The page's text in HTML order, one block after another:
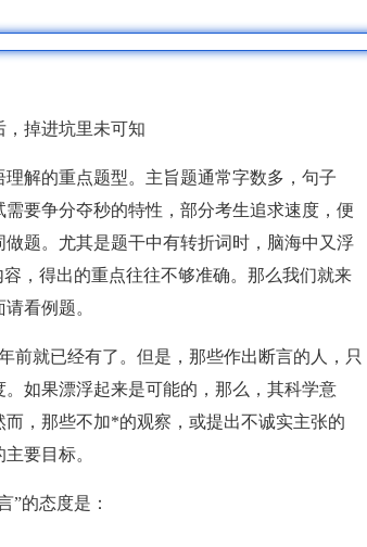
掉进坑里未可知
解的重点题型。主旨题通常字数多，句子
要争分夺秒的特性，部分考生追求速度，便
题。尤其是题干中有转折词时，脑海中又浮
，得出的重点往往不够准确。那么我们就来
看例题。
前就已经有了。但是，那些作出断言的人，只
如果漂浮起来是可能的，那么，其科学意
，那些不加*的观察，或提出不诚实主张的
要目标。
”的态度是：